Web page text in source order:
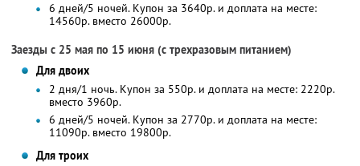
6 дней/5 ночей. Купон за 3640р. и доплата на месте:
14560р. вместо 26000р.
Заезды с 25 мая по 15 июня (с трехразовым питанием)
Для двоих
2 дня/1 ночь. Купон за 550р. и доплата на месте: 2220р.
вместо 3960р.
6 дней/5 ночей. Купон за 2770р. и доплата на месте:
11090р. вместо 19800р.
Для троих